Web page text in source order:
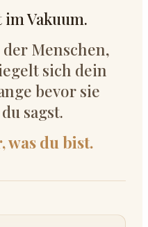
Vakuum.
Menschen,
sich dein
bevor sie
sagst.
was du bist.